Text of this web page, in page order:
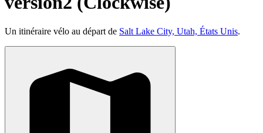
Un itinéraire vélo au départ de Salt Lake City, Utah, États Unis.